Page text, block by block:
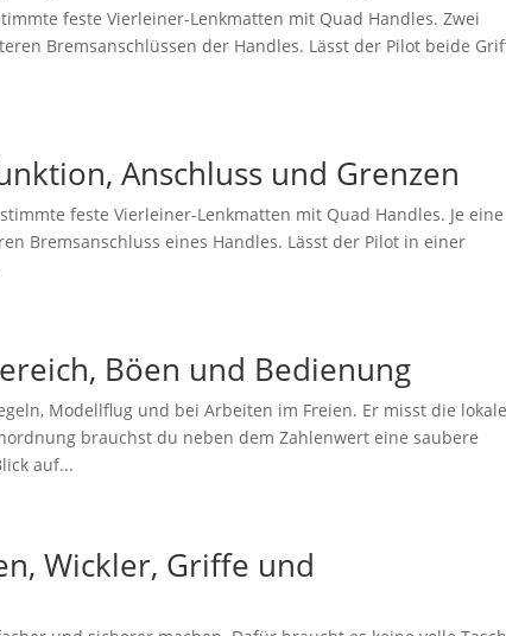
feste Vierleiner-Lenkmatten mit Quad Handles. Zwei
Bremsanschlüssen der Handles. Lässt der Pilot beide
Anschluss und Grenzen
feste Vierleiner-Lenkmatten mit Quad Handles. Je eine
Bremsanschluss eines Handles. Lässt der Pilot in einer
Böen und Bedienung
Modellflug und bei Arbeiten im Freien. Er misst die
brauchst du neben dem Zahlenwert eine saubere
auf...
Wickler, Griffe und